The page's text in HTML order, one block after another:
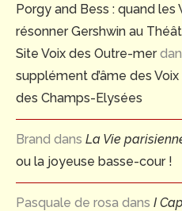
Porgy and Bess : quand
résonner Gershwin au
Site Voix des Outre-mer
supplément d’âme des
des Champs-Elysées
Brand dans La Vie
ou la joyeuse basse-cour !
Pasquale de rosa dans I